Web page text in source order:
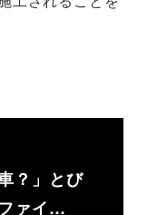
？」とび
ァイ…